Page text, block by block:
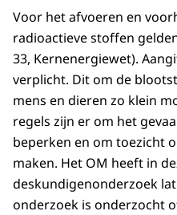
Voor het afvoeren en
radioactieve stoffen
33, Kernenergiewet).
verplicht. Dit om de
mens en dieren zo klein
regels zijn er om het
beperken en om toezicht
maken. Het OM heeft in
deskundigenonderzoek
onderzoek is onderzocht